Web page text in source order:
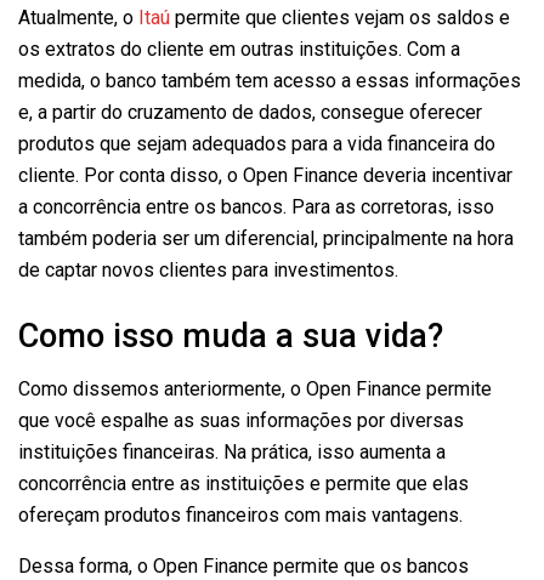
Atualmente, o Itaú permite que clientes vejam os saldos e
os extratos do cliente em outras instituições. Com a
medida, o banco também tem acesso a essas informações
e, a partir do cruzamento de dados, consegue oferecer
produtos que sejam adequados para a vida financeira do
cliente. Por conta disso, o Open Finance deveria incentivar
a concorrência entre os bancos. Para as corretoras, isso
também poderia ser um diferencial, principalmente na hora
de captar novos clientes para investimentos.
Como isso muda a sua vida?
Como dissemos anteriormente, o Open Finance permite
que você espalhe as suas informações por diversas
instituições financeiras. Na prática, isso aumenta a
concorrência entre as instituições e permite que elas
ofereçam produtos financeiros com mais vantagens.
Dessa forma, o Open Finance permite que os bancos